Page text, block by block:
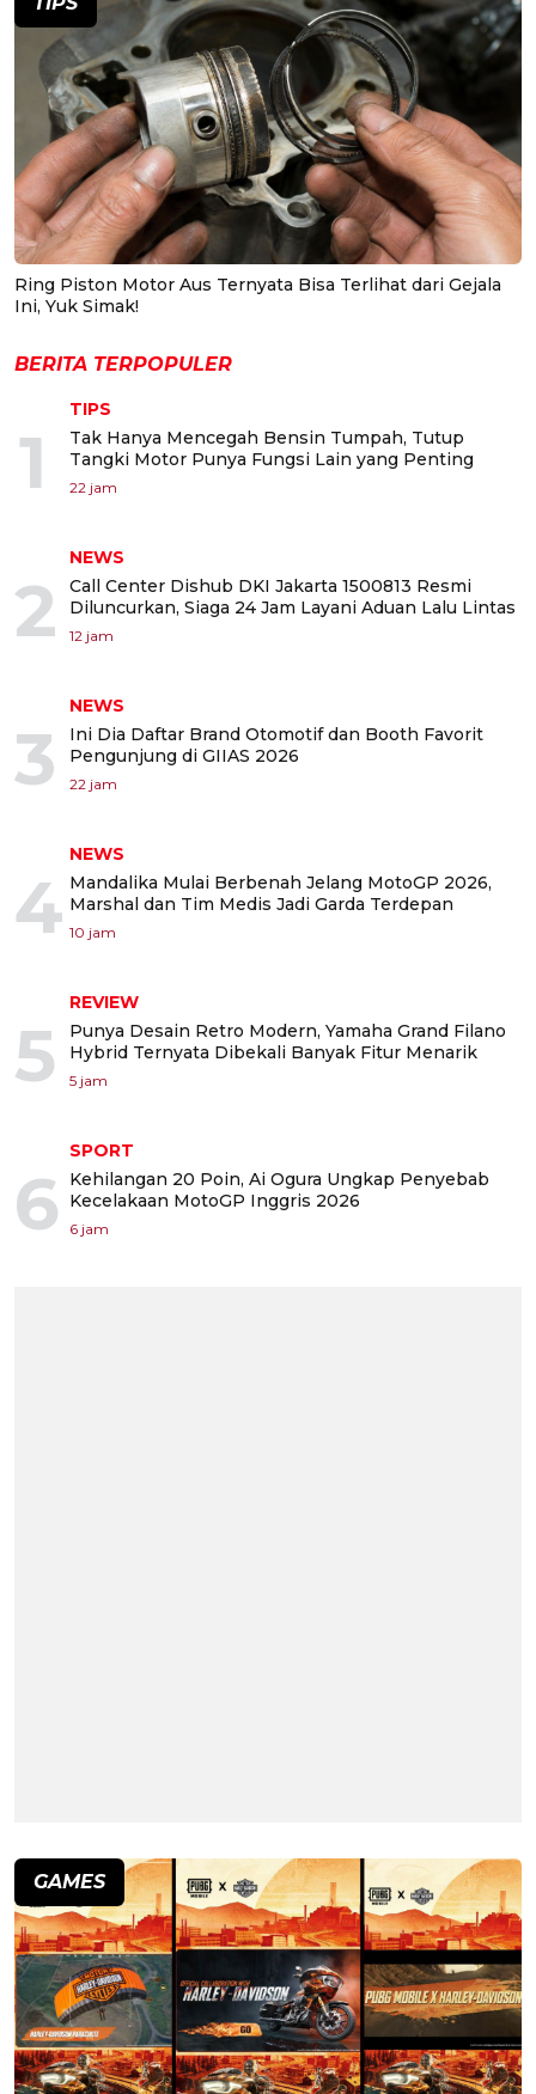
Ring Piston Motor Aus Ternyata Bisa Terlihat dari Gejala
Ini, Yuk Simak!
BERITA TERPOPULER
1
TIPS
Tak Hanya Mencegah Bensin Tumpah, Tutup
Tangki Motor Punya Fungsi Lain yang Penting
22 jam
2
NEWS
Call Center Dishub DKI Jakarta 1500813 Resmi
Diluncurkan, Siaga 24 Jam Layani Aduan Lalu Lintas
12 jam
3
NEWS
Ini Dia Daftar Brand Otomotif dan Booth Favorit
Pengunjung di GIIAS 2026
22 jam
4
NEWS
Mandalika Mulai Berbenah Jelang MotoGP 2026,
Marshal dan Tim Medis Jadi Garda Terdepan
10 jam
5
REVIEW
Punya Desain Retro Modern, Yamaha Grand Filano
Hybrid Ternyata Dibekali Banyak Fitur Menarik
5 jam
6
SPORT
Kehilangan 20 Poin, Ai Ogura Ungkap Penyebab
Kecelakaan MotoGP Inggris 2026
6 jam
GAMES